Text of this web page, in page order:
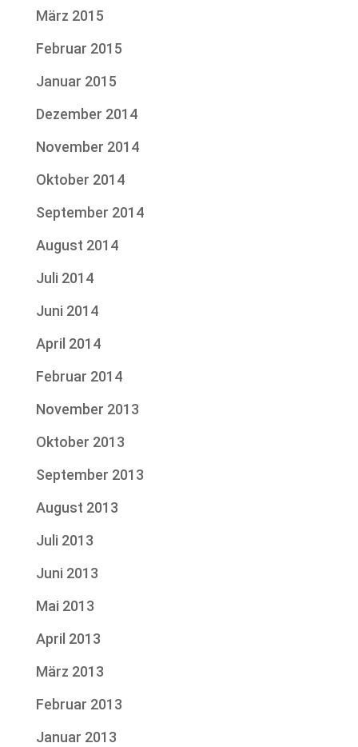
März 2015
Februar 2015
Januar 2015
Dezember 2014
November 2014
Oktober 2014
September 2014
August 2014
Juli 2014
Juni 2014
April 2014
Februar 2014
November 2013
Oktober 2013
September 2013
August 2013
Juli 2013
Juni 2013
Mai 2013
April 2013
März 2013
Februar 2013
Januar 2013